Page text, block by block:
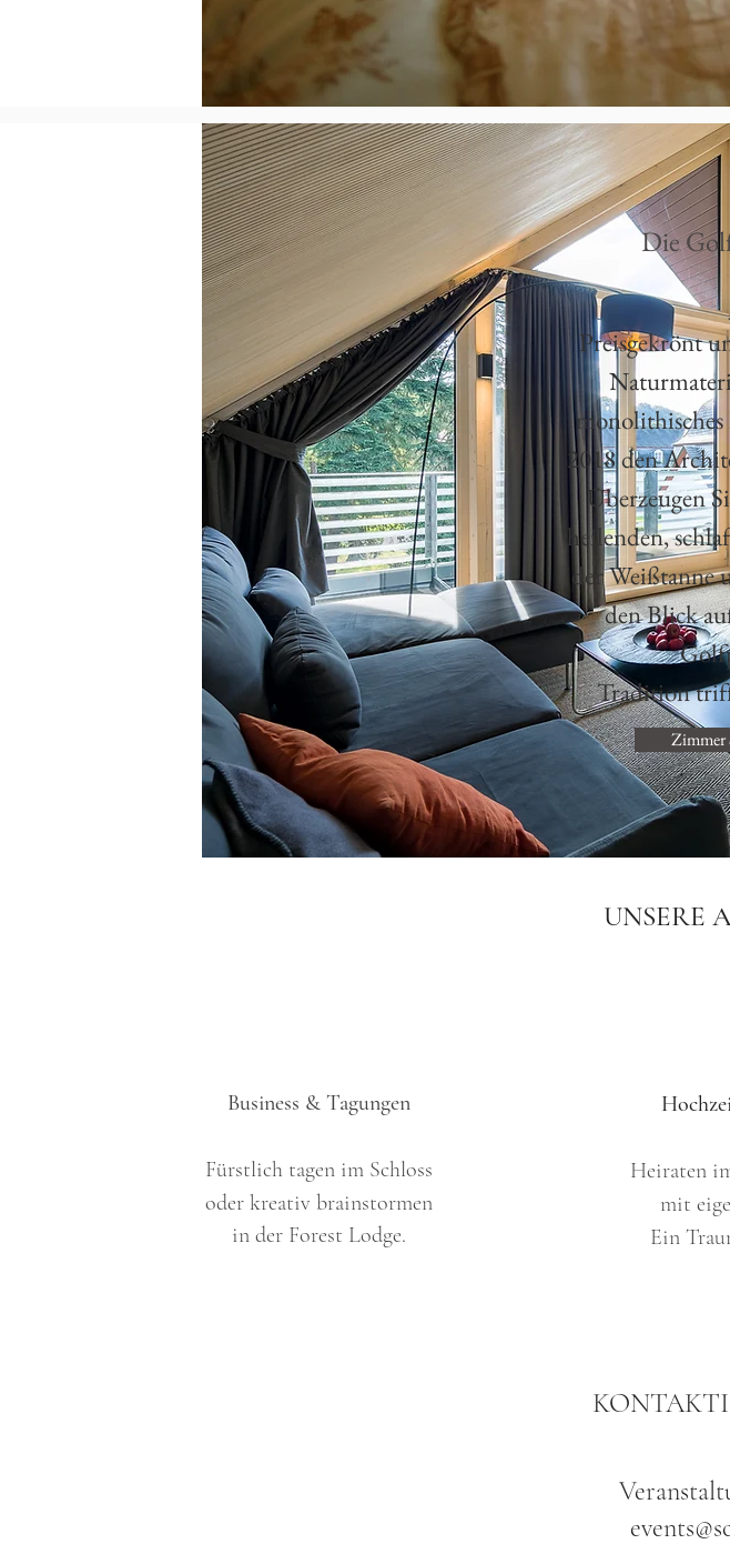
Die
Preisgekrönt
2018 den
Überzeugen
heilenden,
der Weißtanne
den Blick
Tradition
Zimmer
UNSERE
Business & Tagungen
Fürstlich tagen im Schloss
oder kreativ brainstormen
in der Forest Lodge.
Heiraten
mit
Ein